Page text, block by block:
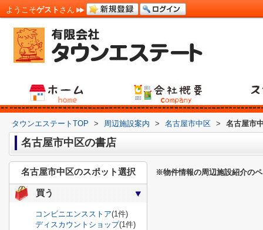
ようこそゲスト さん
タウンエステートTOP > 周辺施設案内 > 名古屋市中区 > 名古屋市
名古屋市中区の書店
※物件情報の周辺施設紹介の
名古屋市中区のスポット選択
買う
コンビニエンスストア(1件)
ディスカウントショップ(1件)